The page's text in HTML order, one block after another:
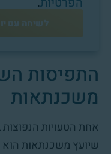
לשיחה עם
התפיסות
משכנתאות
אחת הטעויות
שיועץ משכנתאות הוא